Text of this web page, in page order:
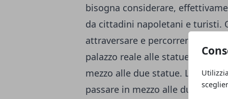
bisogna considerare,
da cittadini napoletani e turisti.
attraversare e percorrere i
palazzo reale alle statue
mezzo alle due statue. La
passare in mezzo alle due